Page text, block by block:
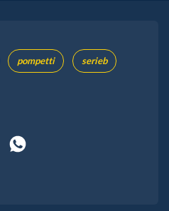
pompetti serieb